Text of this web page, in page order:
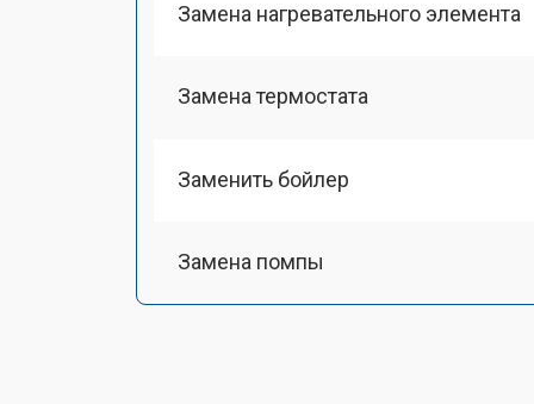
Замена нагревательного элемента
Замена термостата
Заменить бойлер
Замена помпы